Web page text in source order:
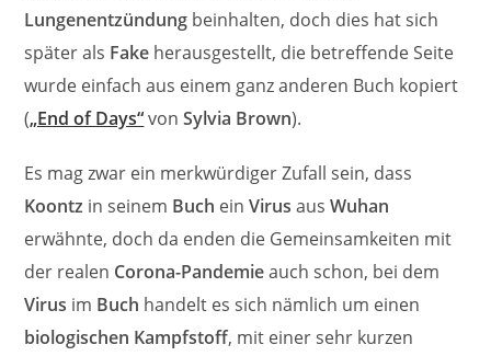
Lungenentzündung beinhalten, doch dies hat sich
später als Fake herausgestellt, die betreffende Seite
wurde einfach aus einem ganz anderen Buch kopiert
(„End of Days“vonSylvia Brown).
Es mag zwar ein merkwürdiger Zufall sein, dass
Koontz in seinem Buch einVirusausWuhan
erwähnte, doch da enden die Gemeinsamkeiten mit
der realen Corona-Pandemieauch schon, bei dem
Virus im Buch handelt es sich nämlich um einen
biologischen Kampfstoff, mit einer sehr kurzen